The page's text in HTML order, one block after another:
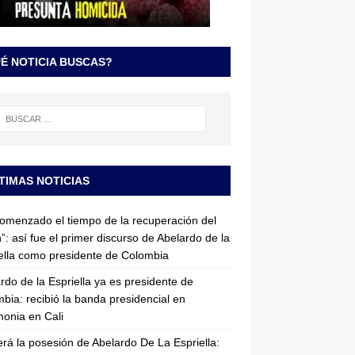
NOTICIA BUSCAS?
NOTICIAS
el tiempo de la recuperación del
así fue el primer discurso de Abelardo de la
como presidente de Colombia
de la Espriella ya es presidente de
recibió la banda presidencial en
en Cali
la posesión de Abelardo De La Espriella: